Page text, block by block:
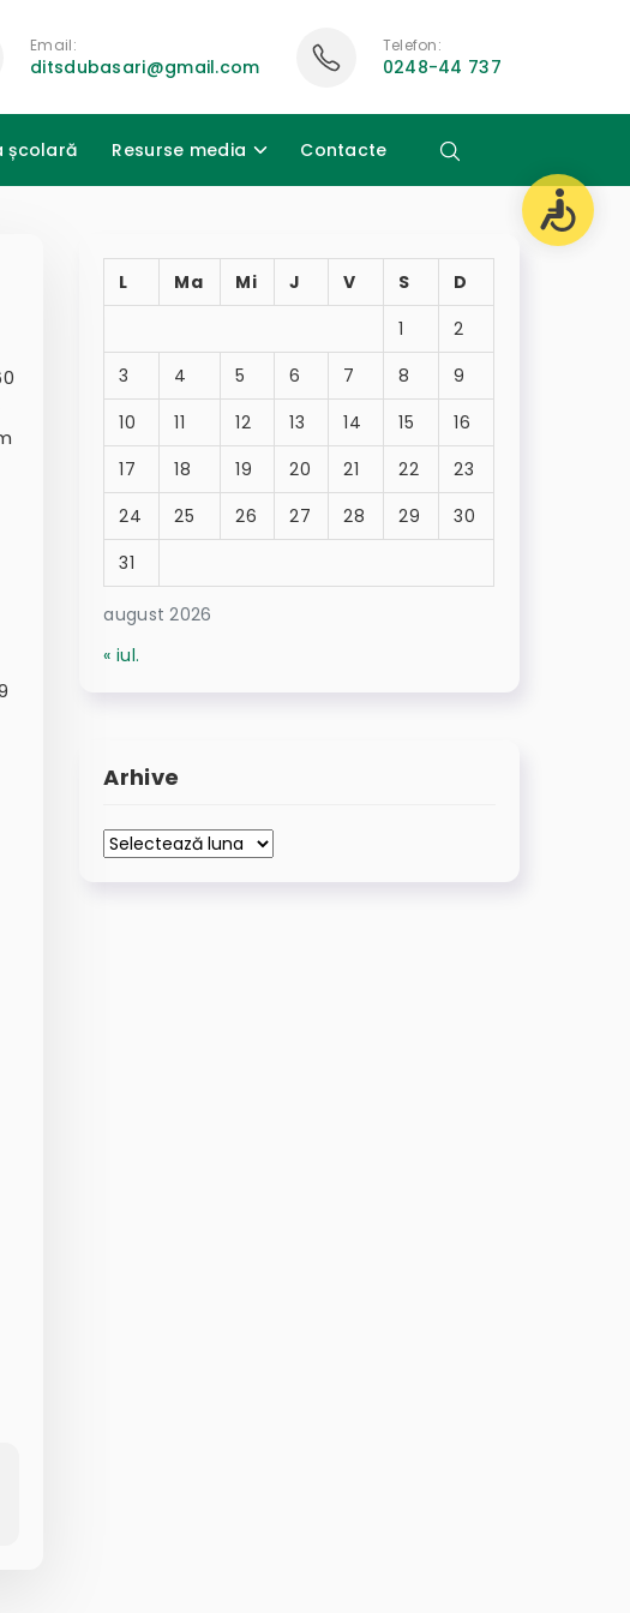
Email:
ditsdubasari@gmail.com
Telefon:
0248-44 737
școlară Resurse media Contacte
august 2026
L Ma Mi J V S
D
1
2
3
4 5 6 7 8
9
10
11 12 13 14 15
16
17
18 19 20 21 22
23
24
25 26 27 28 29
30
31
« iul.
Arhive
Arhive